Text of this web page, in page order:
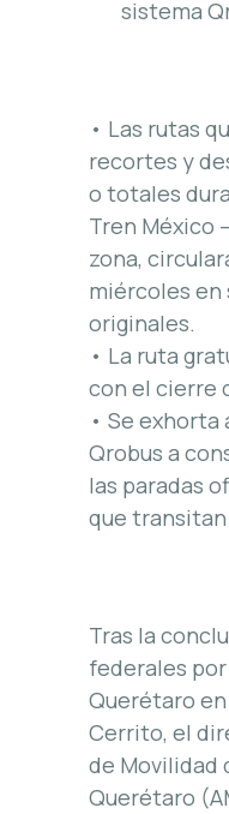
sistema
• Las rutas
recortes y
o totales
Tren México
zona,
miércoles en
originales.
• La ruta
con el cierre
• Se exhorta
Qrobus a
las paradas
que transitan
Tras la
federales
Querétaro
Cerrito, el
de Movilidad
Querétaro